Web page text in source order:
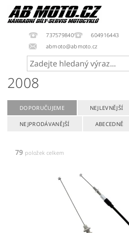
737579840
604916443
abmoto@abmoto.cz
2008
DOPORUČUJEME NEJLEVNĚJŠÍ
NEJPRODÁVANĚJŠÍ ABECEDNĚ
79 položek celkem